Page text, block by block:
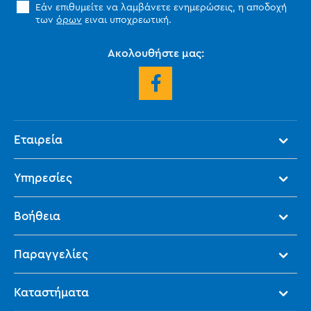
Εάν επιθυμείτε να λαμβάνετε ενημερώσεις, η αποδοχή
των όρων ειναι υποχρεωτική.
Ακολουθήστε μας:
Εταιρεία
Υπηρεσίες
Βοήθεια
Παραγγελίες
Καταστήματα